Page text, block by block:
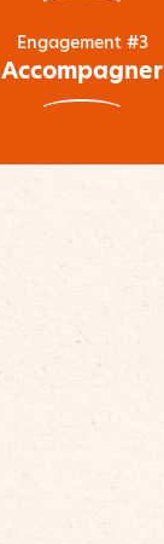
Engagement #3
Accompagner